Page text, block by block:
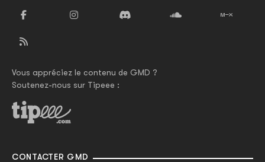
Vous appréciez le contenu de GMD ?
Soutenez-nous sur Tipeee :
CONTACTER GMD